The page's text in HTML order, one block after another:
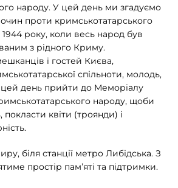
народу. У цей день ми згадуємо
проти кримськотатарського
року, коли весь народ був
з рідного Криму.
і гостей Києва,
спільноти, молодь,
цей день прийти до Меморіалу
народу, щоби
покласти квіти (троянди) і
біля станції метро Либідська. З
простір памʼяті та підтримки.